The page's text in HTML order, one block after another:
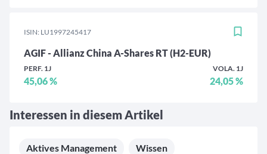
ISIN: LU1997245417
AGIF - Allianz China A-Shares RT (H2-EUR)
PERF. 1J
45,06 %
VOLA. 1J
24,05 %
Interessen in diesem Artikel
Aktives Management Wissen